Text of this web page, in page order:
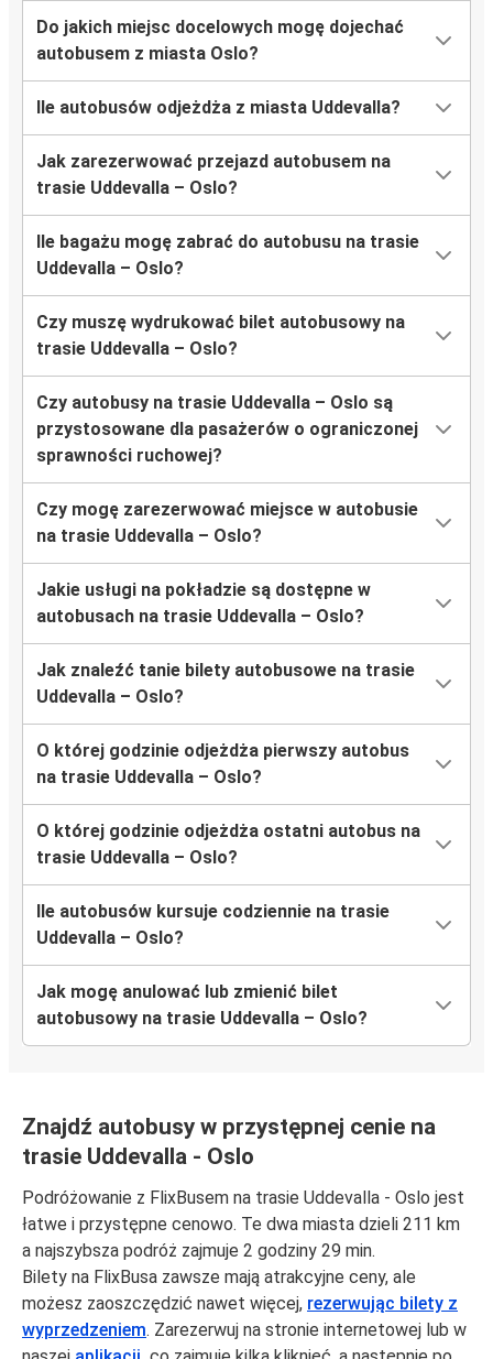
Do jakich miejsc docelowych mogę dojechać
autobusem z miasta Oslo?
Ile autobusów odjeżdża z miasta Uddevalla?
Jak zarezerwować przejazd autobusem na
trasie Uddevalla – Oslo?
Ile bagażu mogę zabrać do autobusu na trasie
Uddevalla – Oslo?
Czy muszę wydrukować bilet autobusowy na
trasie Uddevalla – Oslo?
Czy autobusy na trasie Uddevalla – Oslo są
przystosowane dla pasażerów o ograniczonej
sprawności ruchowej?
Czy mogę zarezerwować miejsce w autobusie
na trasie Uddevalla – Oslo?
Jakie usługi na pokładzie są dostępne w
autobusach na trasie Uddevalla – Oslo?
Jak znaleźć tanie bilety autobusowe na trasie
Uddevalla – Oslo?
O której godzinie odjeżdża pierwszy autobus
na trasie Uddevalla – Oslo?
O której godzinie odjeżdża ostatni autobus na
trasie Uddevalla – Oslo?
Ile autobusów kursuje codziennie na trasie
Uddevalla – Oslo?
Jak mogę anulować lub zmienić bilet
autobusowy na trasie Uddevalla – Oslo?
Znajdź autobusy w przystępnej cenie na
trasie Uddevalla - Oslo
Podróżowanie z FlixBusem na trasie Uddevalla - Oslo jest
łatwe i przystępne cenowo. Te dwa miasta dzieli 211 km
a najszybsza podróż zajmuje 2 godziny 29 min.
Bilety na FlixBusa zawsze mają atrakcyjne ceny, ale
możesz zaoszczędzić nawet więcej, rezerwując bilety z
wyprzedzeniem. Zarezerwuj na stronie internetowej lub w